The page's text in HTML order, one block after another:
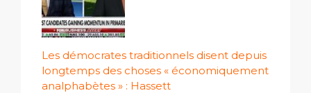
Les démocrates traditionnels disent depuis
longtemps des choses « économiquement
analphabètes » : Hassett